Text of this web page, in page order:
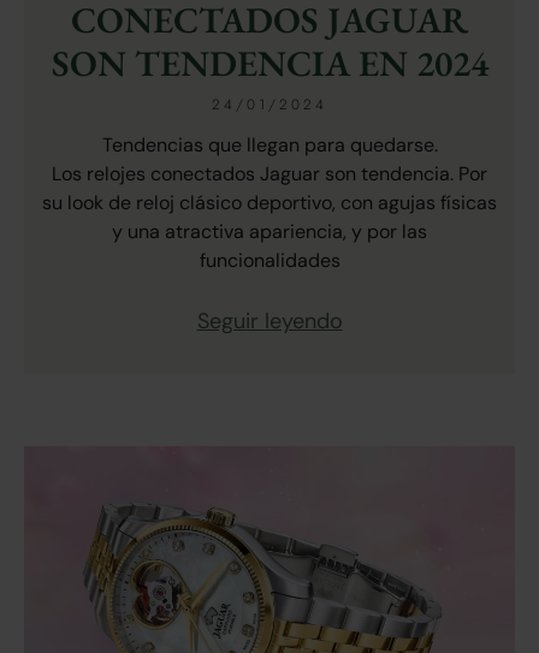
CONECTADOS JAGUAR
SON TENDENCIA EN 2024
24/01/2024
Tendencias que llegan para quedarse.
Los relojes conectados Jaguar son tendencia. Por
su look de reloj clásico deportivo, con agujas físicas
y una atractiva apariencia, y por las
funcionalidades
Seguir leyendo